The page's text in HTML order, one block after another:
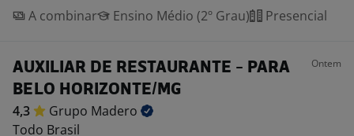
A combinar
Ensino Médio (2º Grau) Presencial
AUXILIAR DE RESTAURANTE - PARA
BELO HORIZONTE/MG
Ontem
4,3 Grupo Madero
Todo Brasil